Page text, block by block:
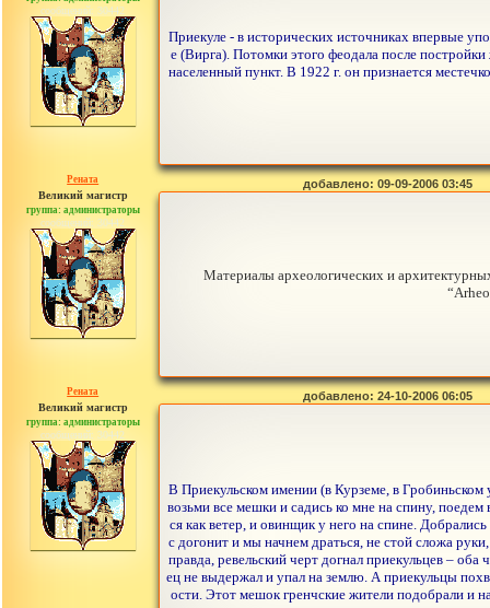
сообщений: 30442
Приекуле - в исторических источниках впервые
е (Вирга). Потомки этого феодала после
населенный пункт. В 1922 г. он признается
Рената
Великий магистр
группа: администраторы
сообщений: 30442
добавлено: 09-09-2006 03:45
Материалы археологических и
Рената
Великий магистр
группа: администраторы
сообщений: 30442
добавлено: 24-10-2006 06:05
В Приекульском имении (в Курземе, в
возьми все мешки и садись ко мне на спину,
ся как ветер, и овинщик у него на спине.
с догонит и мы начнем драться, не стой сложа
правда, ревельский черт догнал приекульцев –
ец не выдержал и упал на землю. А приекульцы
ости. Этот мешок гренчские жители подобрали и